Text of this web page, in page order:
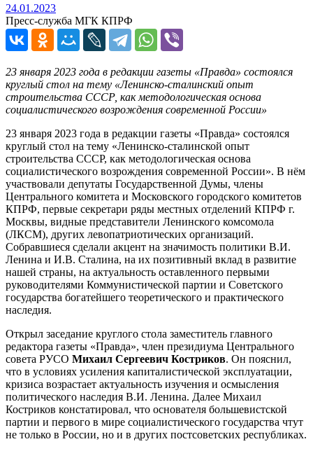
24.01.202324.01.2023
Пресс-служба МГК КПРФ
23 января 2023 года в редакции газеты «Правда» состоялся
круглый стол на тему «Ленинско-сталинский опыт
строительства СССР, как методологическая основа
социалистического возрождения современной России»
23 января 2023 года в редакции газеты «Правда» состоялся
круглый стол на тему «Ленинско-сталинской опыт
строительства СССР, как методологическая основа
социалистического возрождения современной России». В нём
участвовали депутаты Государственной Думы, члены
Центрального комитета и Московского городского комитетов
КПРФ, первые секретари ряды местных отделений КПРФ г.
Москвы, видные представители Ленинского комсомола
(ЛКСМ), других левопатриотических организаций.
Собравшиеся сделали акцент на значимость политики В.И.
Ленина и И.В. Сталина, на их позитивный вклад в развитие
нашей страны, на актуальность оставленного первыми
руководителями Коммунистической партии и Советского
государства богатейшего теоретического и практического
наследия.
Открыл заседание круглого стола заместитель главного
редактора газеты «Правда», член президиума Центрального
совета РУСО Михаил Сергеевич Костриков. Он пояснил,
что в условиях усиления капиталистической эксплуатации,
кризиса возрастает актуальность изучения и осмысления
политического наследия В.И. Ленина. Далее Михаил
Костриков констатировал, что основателя большевистской
партии и первого в мире социалистического государства чтут
не только в России, но и в других постсоветских республиках.